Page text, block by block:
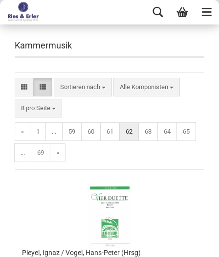
Kammermusik
Sortieren nach Alle Komponisten
8 pro Seite
« 1 ... 59 60 61 62 63 64 65
... 69 »
Pleyel, Ignaz / Vogel, Hans-Peter (Hrsg)